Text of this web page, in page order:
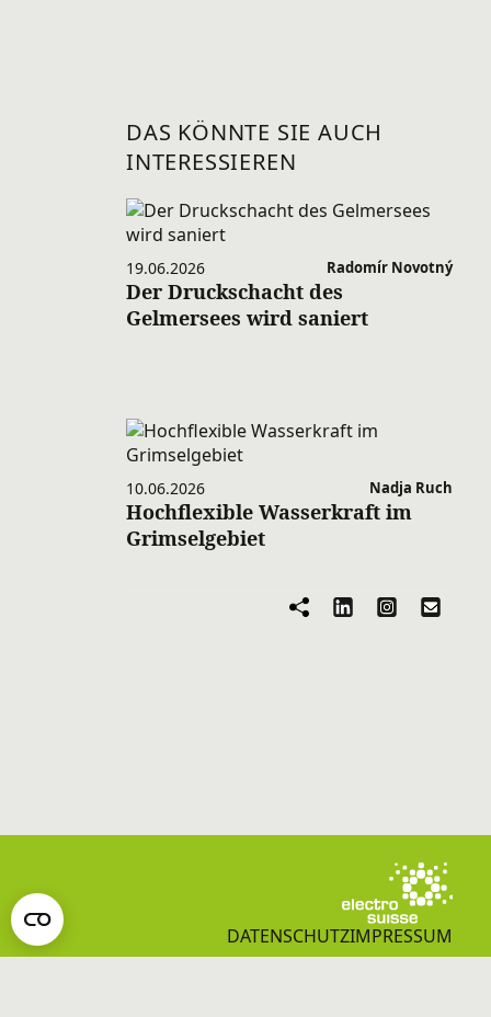
DAS KÖNNTE SIE AUCH
INTERESSIEREN
19.06.2026 Radomír Novotný
Der Druckschacht des
Gelmersees wird saniert
10.06.2026 Nadja Ruch
Hochflexible Wasserkraft im
Grimselgebiet
DATENSCHUTZIMPRESSUM